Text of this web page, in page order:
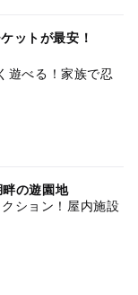
ットが最安！
遊べる！家族で忍
の遊園地
ション！屋内施設